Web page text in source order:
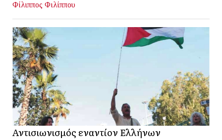
Φίλιππος Φιλίππου
Αντισιωνισμός εναντίον Ελλήνων